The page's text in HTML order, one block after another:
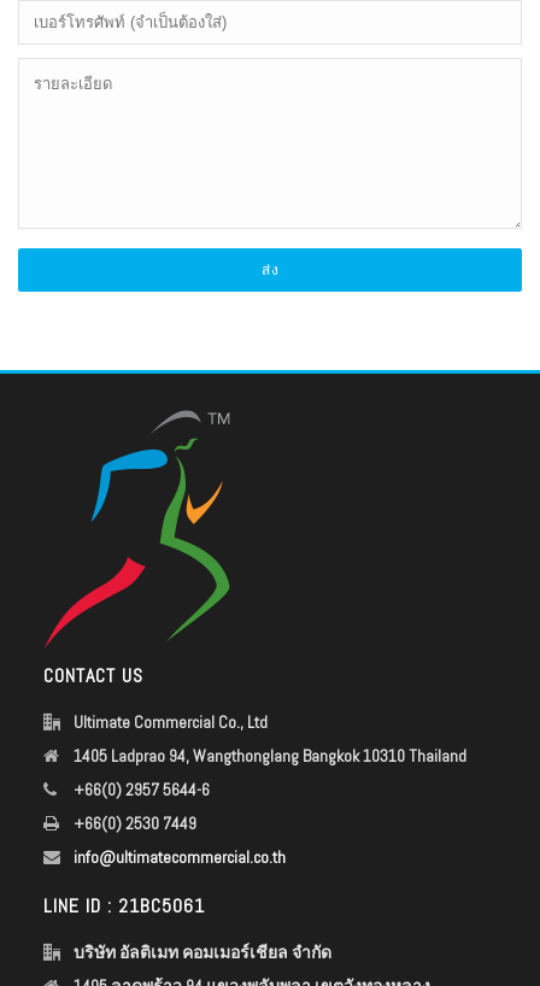
CONTACT US
Ultimate Commercial Co., Ltd
1405 Ladprao 94, Wangthonglang Bangkok 10310 Thailand
+66(0) 2957 5644-6
+66(0) 2530 7449
info@ultimatecommercial.co.th
LINE ID : 21BC5061
บริษัท อัลติเมท คอมเมอร์เชียล จำกัด